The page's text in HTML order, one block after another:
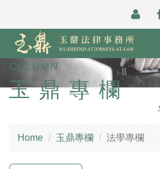
COLUMN
玉鼎專欄
Home 玉鼎專欄 法學專欄